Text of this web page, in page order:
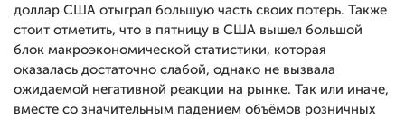
доллар США отыграл большую часть своих потерь. Также
стоит отметить, что в пятницу в США вышел большой
блок макроэкономической статистики, которая
оказалась достаточно слабой, однако не вызвала
ожидаемой негативной реакции на рынке. Так или иначе,
вместе со значительным падением объёмов розничных